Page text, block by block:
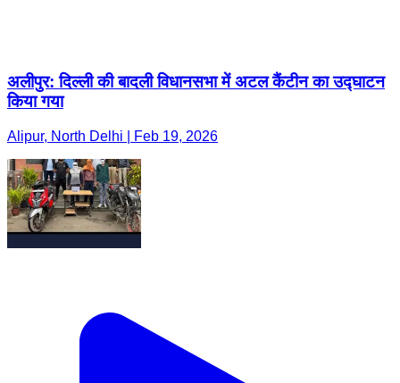
अलीपुर: दिल्ली की बादली विधानसभा में अटल कैंटीन का उद्घाटन
किया गया
Alipur, North Delhi | Feb 19, 2026